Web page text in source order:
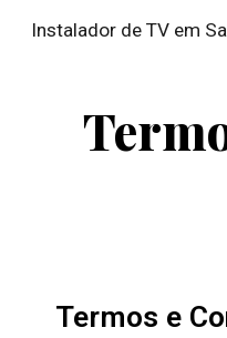
Skip to main content
Instalador de TV em
Termos e